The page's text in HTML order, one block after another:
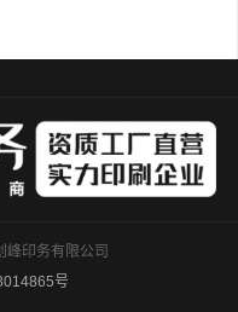
印务有限公司
号